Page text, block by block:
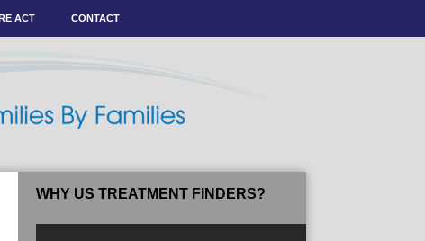
ACT CONTACT
WHY US TREATMENT FINDERS?